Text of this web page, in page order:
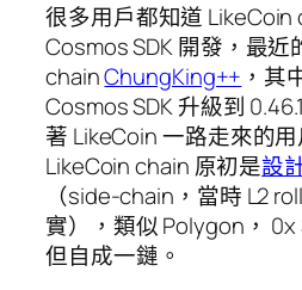
很多用戶都知道 LikeCoin
Cosmos SDK 開發，最近
chainChungKing++ ，其
Cosmos SDK 升級到
著 LikeCoin 一路走來的用
LikeCoin chain 原初是設
（side-chain，當時 L2
實），類似 Polygon， 0x
但自成一鏈。